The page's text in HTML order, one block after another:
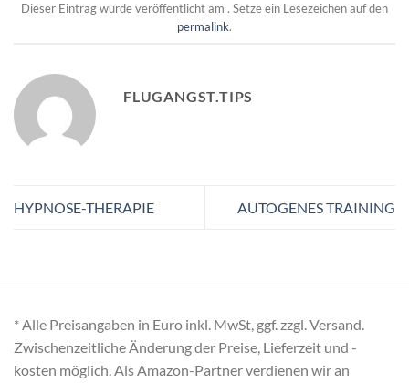
Dieser Eintrag wurde veröffentlicht am . Setze ein Lesezeichen auf den
permalink.
FLUGANGST.TIPS
HYPNOSE-THERAPIE AUTOGENES TRAINING
* Alle Preisangaben in Euro inkl. MwSt, ggf. zzgl. Versand.
Zwischenzeitliche Änderung der Preise, Lieferzeit und -
kosten möglich. Als Amazon-Partner verdienen wir an